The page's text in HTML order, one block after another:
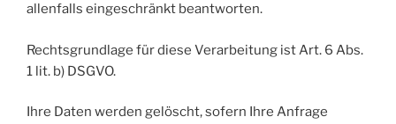
allenfalls eingeschränkt beantworten.
Rechtsgrundlage für diese Verarbeitung ist Art. 6 Abs.
1 lit. b) DSGVO.
Ihre Daten werden gelöscht, sofern Ihre Anfrage